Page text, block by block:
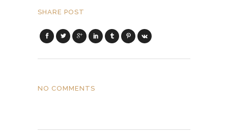
SHARE POST
NO COMMENTS